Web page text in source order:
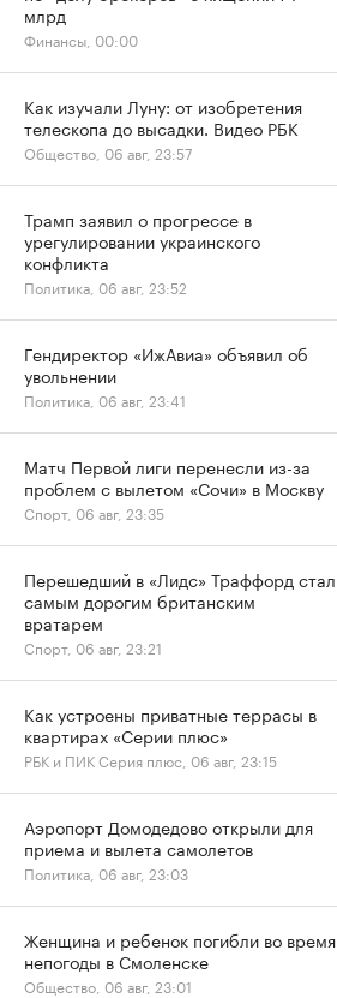
млрд
Финансы, 00:00
Как изучали Луну: от изобретения
телескопа до высадки. Видео РБК
Общество, 06 авг, 23:57
Трамп заявил о прогрессе в
урегулировании украинского
конфликта
Политика, 06 авг, 23:52
Гендиректор «ИжАвиа» объявил об
увольнении
Политика, 06 авг, 23:41
Матч Первой лиги перенесли из-за
проблем с вылетом «Сочи» в Москву
Спорт, 06 авг, 23:35
Перешедший в «Лидс» Траффорд стал
самым дорогим британским
вратарем
Спорт, 06 авг, 23:21
Как устроены приватные террасы в
квартирах «Серии плюс»
РБК и ПИК Серия плюс, 06 авг, 23:15
Аэропорт Домодедово открыли для
приема и вылета самолетов
Политика, 06 авг, 23:03
Женщина и ребенок погибли во время
непогоды в Смоленске
Общество, 06 авг, 23:01